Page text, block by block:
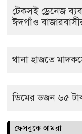
টেকসই ড্রেনেজ
ঈদগাঁও
থানা হাজতে
ডিমের ডজন ৬৫
ফেসবুকে আমরা